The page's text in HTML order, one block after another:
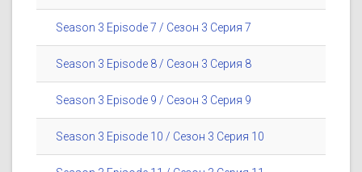
Season 3 Episode 7 / Сезон 3 Серия 7
Season 3 Episode 8 / Сезон 3 Серия 8
Season 3 Episode 9 / Сезон 3 Серия 9
Season 3 Episode 10 / Сезон 3 Серия 10